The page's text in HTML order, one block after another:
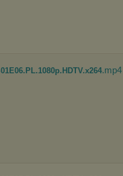
.mp4